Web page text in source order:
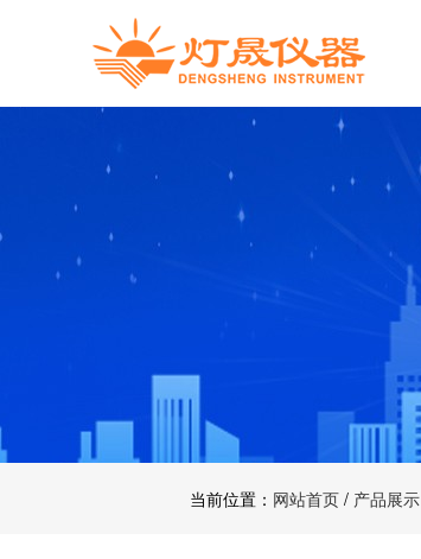
当前位置： 网站首页 / 产品展示